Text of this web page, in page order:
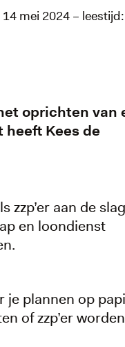
14 mei 2024 –
oprichten van
Kees de
zzp’er aan de
en loondienst
je plannen op
of zzp’er